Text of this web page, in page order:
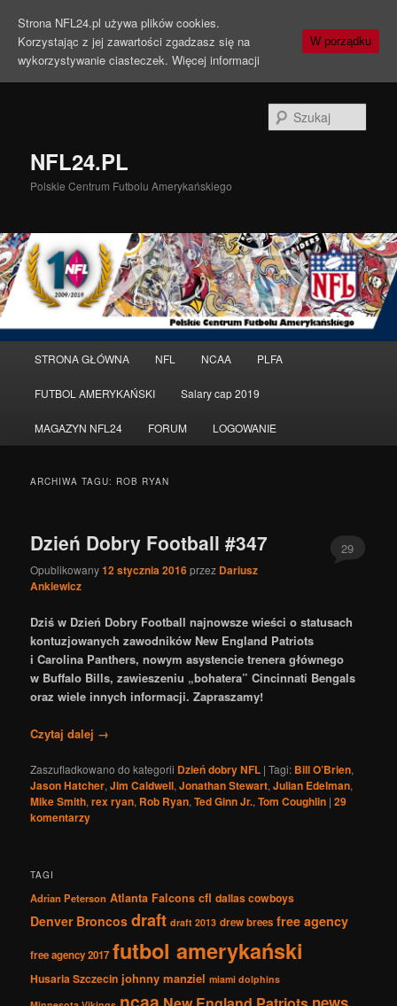
NFL24.PL
Polskie Centrum Futbolu Amerykańskiego
główne
Przeskocz
do
tekstu
Przeskocz
do
widgetów
STRONA GŁÓWNA NFL NCAA PLFA
FUTBOL AMERYKAŃSKI Salary cap 2019
MAGAZYN NFL24 FORUM LOGOWANIE
ARCHIWA TAGU: ROB RYAN
Dzień Dobry Football #347
Opublikowany12 stycznia 2016przez Dariusz
Ankiewicz
29
Dziś w Dzień Dobry Football najnowsze wieści o statusach
kontuzjowanych zawodników New England Patriots
i Carolina Panthers, nowym asystencie trenera głównego
w Buffalo Bills, zawieszeniu „bohatera” Cincinnati Bengals
oraz wiele innych informacji. Zapraszamy!
Czytaj dalej →
Zaszufladkowano do kategorii Dzień dobry NFL |Tagi: Bill O’Brien,
Jason Hatcher,Jim Caldwell,Jonathan Stewart,Julian Edelman,
Mike Smith,rex ryan, Rob Ryan,Ted Ginn Jr.,Tom Coughlin |29
komentarzy
TAGI
Adrian Peterson Atlanta Falcons cfl dallas cowboys
Denver Broncos draft draft 2013 drew brees free agency
free agency 2017 futbol amerykański
Husaria Szczecin johnny manziel miami dolphins
Strona NFL24.pl używa plików cookies.
Korzystając z jej zawartości zgadzasz się na
wykorzystywanie ciasteczek. Więcej informacji
W porządku